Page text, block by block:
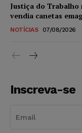
Justiça do Trabalho
vendia canetas
NOTÍCIAS 07/08/2026
Inscreva-se